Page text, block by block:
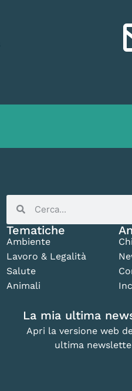
Tematiche
Ambiente
Lavoro & Legalità
Salute
Animali
La mia ultima
Apri la versione web
ultima